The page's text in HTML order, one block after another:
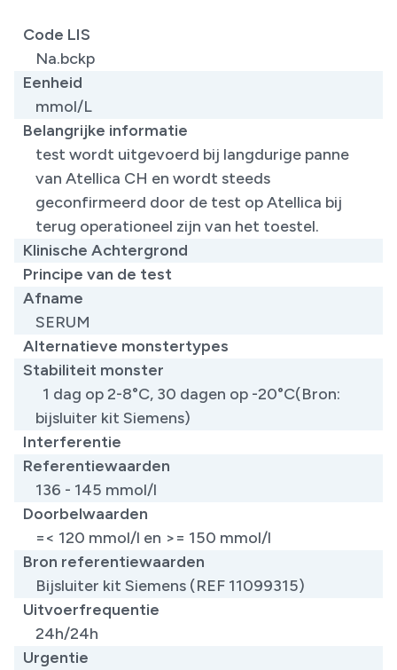
Code LIS
Na.bckp
Eenheid
mmol/L
Belangrijke informatie
test wordt uitgevoerd bij langdurige panne
van Atellica CH en wordt steeds
geconfirmeerd door de test op Atellica bij
terug operationeel zijn van het toestel.
Klinische Achtergrond
Principe van de test
Afname
SERUM
Alternatieve monstertypes
Stabiliteit monster
1 dag op 2-8°C, 30 dagen op -20°C(Bron:
bijsluiter kit Siemens)
Interferentie
Referentiewaarden
136 - 145 mmol/l
Doorbelwaarden
=< 120 mmol/l en >= 150 mmol/l
Bron referentiewaarden
​Bijsluiter kit Siemens (REF 11099315)
Uitvoerfrequentie
24h/24h
Urgentie